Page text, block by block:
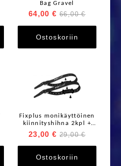
Bag Gravel
64,00 € 66,00 €
Ostoskoriin
Fixplus monikäyttöinen
kiinnityshihna 2kpl +
kiinnikkeet
23,00 € 29,00 €
Ostoskoriin